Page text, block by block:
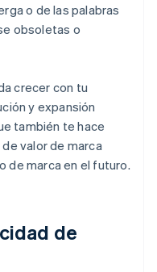
o de las palabras
obsoletas o
crecer con tu
y expansión
también te hace
valor de marca
de marca en el futuro.
de